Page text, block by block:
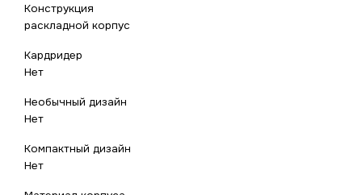
Конструкция
раскладной корпус
Кардридер
Нет
Необычный дизайн
Нет
Компактный дизайн
Нет